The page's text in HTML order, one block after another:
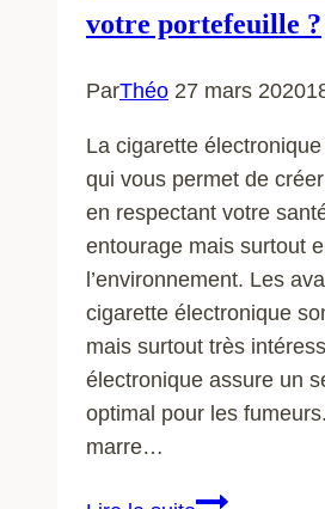
votre portefeuille ?
ParThéo 27 mars 2020
La cigarette
qui vous permet de
en respectant votre
entourage mais surtout
l’environnement. Les
cigarette électronique
mais surtout très
électronique assure un
optimal pour les
marre…
Cigarette